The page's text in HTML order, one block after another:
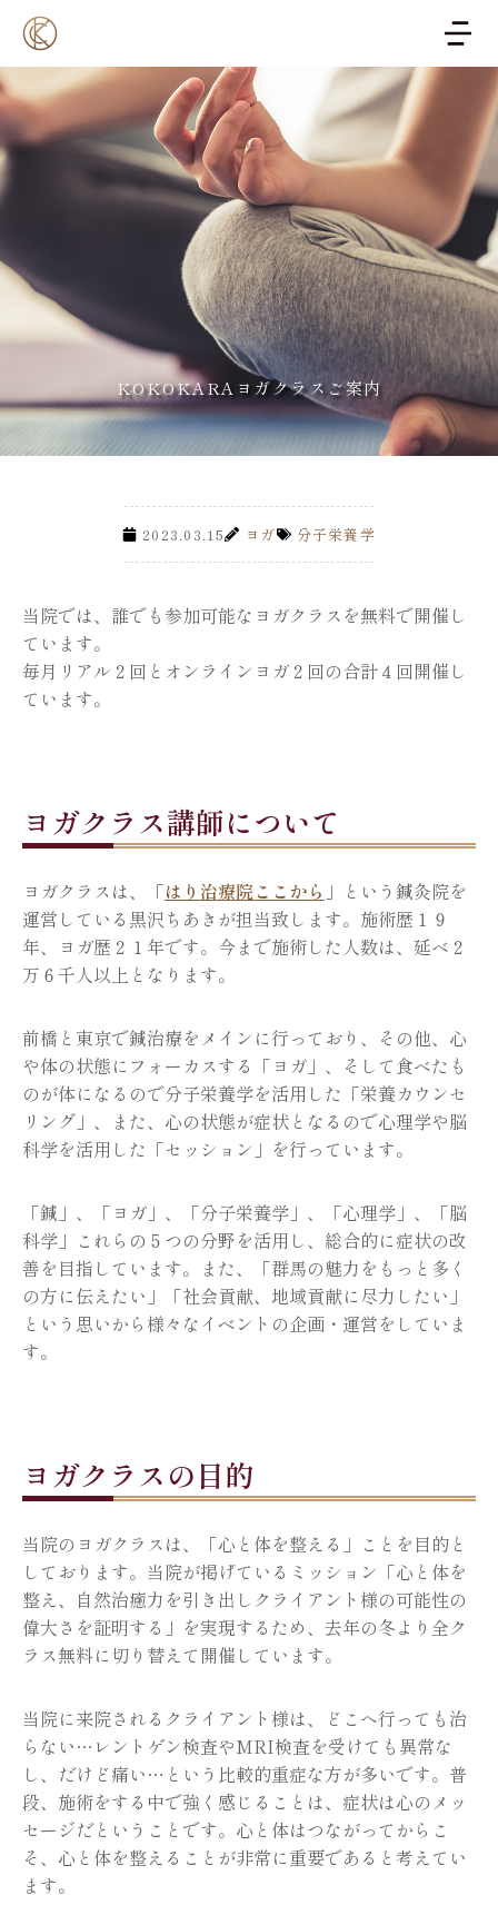
KOKOKARAヨガクラスご案内
2023.03.15 ヨガ 分子栄養学
当院では、誰でも参加可能なヨガクラスを無料で開催し
ています。
毎月リアル２回とオンラインヨガ２回の合計４回開催し
ています。
ヨガクラス講師について
ヨガクラスは、「はり治療院ここから 」という鍼灸院を
運営している黒沢ちあきが担当致します。施術歴１９
年、ヨガ歴２１年です。今まで施術した人数は、延べ２
万６千人以上となります。
前橋と東京で鍼治療をメインに行っており、その他、心
や体の状態にフォーカスする「ヨガ」、そして食べたも
のが体になるので分子栄養学を活用した「栄養カウンセ
リング」、また、心の状態が症状となるので心理学や脳
科学を活用した「セッション」を行っています。
「鍼」、「ヨガ」、「分子栄養学」、「心理学」、「脳
科学」これらの５つの分野を活用し、総合的に症状の改
善を目指しています。また、「群馬の魅力をもっと多く
の方に伝えたい」「社会貢献、地域貢献に尽力したい」
という思いから様々なイベントの企画・運営をしていま
す。
ヨガクラスの目的
当院のヨガクラスは、「心と体を整える」ことを目的と
しております。当院が掲げているミッション「心と体を
整え、自然治癒力を引き出しクライアント様の可能性の
偉大さを証明する」を実現するため、去年の冬より全ク
ラス無料に切り替えて開催しています。
当院に来院されるクライアント様は、どこへ行っても治
らない…レントゲン検査やMRI検査を受けても異常な
し、だけど痛い…という比較的重症な方が多いです。普
段、施術をする中で強く感じることは、症状は心のメッ
セージだということです。心と体はつながってからこ
そ、心と体を整えることが非常に重要であると考えてい
ます。